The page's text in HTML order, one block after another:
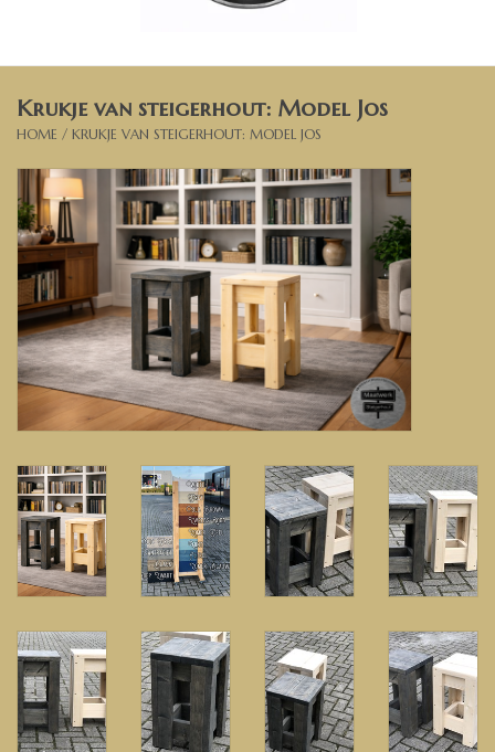
Bartafels
Banken, stoelen &
(Bar)krukken
Hoekbanken
Plantenbakken
Hockers & Terrastafels
buy-gift-card
Zuilen & Pilaren
Krukje van steigerhout: Model Jos
HOME / KRUKJE VAN STEIGERHOUT: MODEL JOS